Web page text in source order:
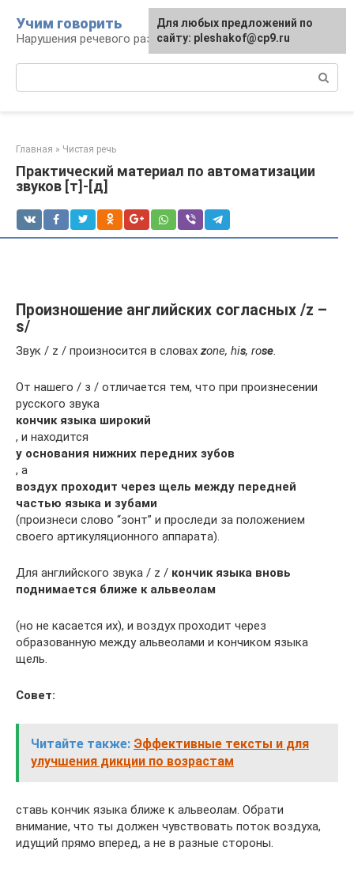
контенту
Учим говорить
Нарушения речевого развития
Главная » Чистая речь
Практический материал по автоматизации
звуков [т]-[д]
Произношение английских согласных /z –
s/
Звук / z / произносится в словахzone, his, rose.
От нашего / з / отличается тем, что при произнесении
русского звука
кончик языка широкий
, и находится
у основания нижних передних зубов
, а
воздух проходит через щель между передней
частью языка и зубами
(произнеси слово “зонт” и проследи за положением
своего артикуляционного аппарата).
Для английского звука / z / кончик языка вновь
поднимается ближе к альвеолам
(но не касается их), и воздух проходит через
образованную между альвеолами и кончиком языка
щель.
Совет:
Читайте также: Эффективные тексты и для
улучшения дикции по возрастам
ставь кончик языка ближе к альвеолам. Обрати
внимание, что ты должен чувствовать поток воздуха,
идущий прямо вперед, а не в разные стороны.
Для любых предложений по
сайту: pleshakof@cp9.ru